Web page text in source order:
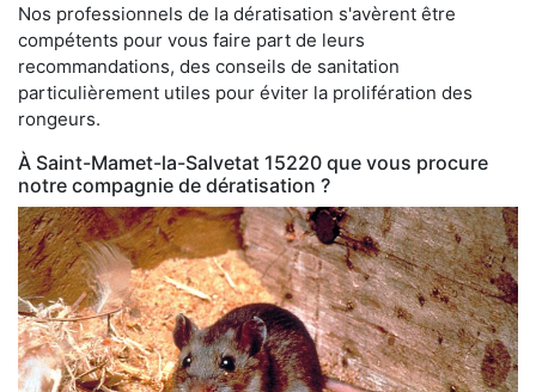
Nos professionnels de la dératisation s'avèrent être
compétents pour vous faire part de leurs
recommandations, des conseils de sanitation
particulièrement utiles pour éviter la prolifération des
rongeurs.
À Saint-Mamet-la-Salvetat 15220 que vous procure
notre compagnie de dératisation ?